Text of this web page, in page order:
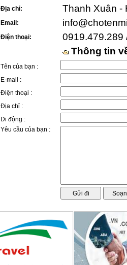
Địa chỉ: Thanh Xuân -
Email:
Điện thoại:
0919.479.289
Thông tin
Tên của bạn :
E-mail :
Điện thoại :
Địa chỉ :
Di động :
Yêu cầu của bạn :